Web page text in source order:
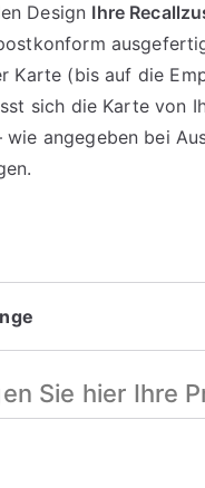
Design Ihre
Karte (bis auf die
sich die Karte von
wie angegeben bei
Sie hier Ihre